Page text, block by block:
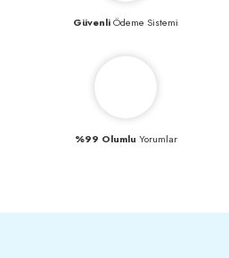
GüvenliÖdeme Sistemi
%99 Olumlu Yorumlar